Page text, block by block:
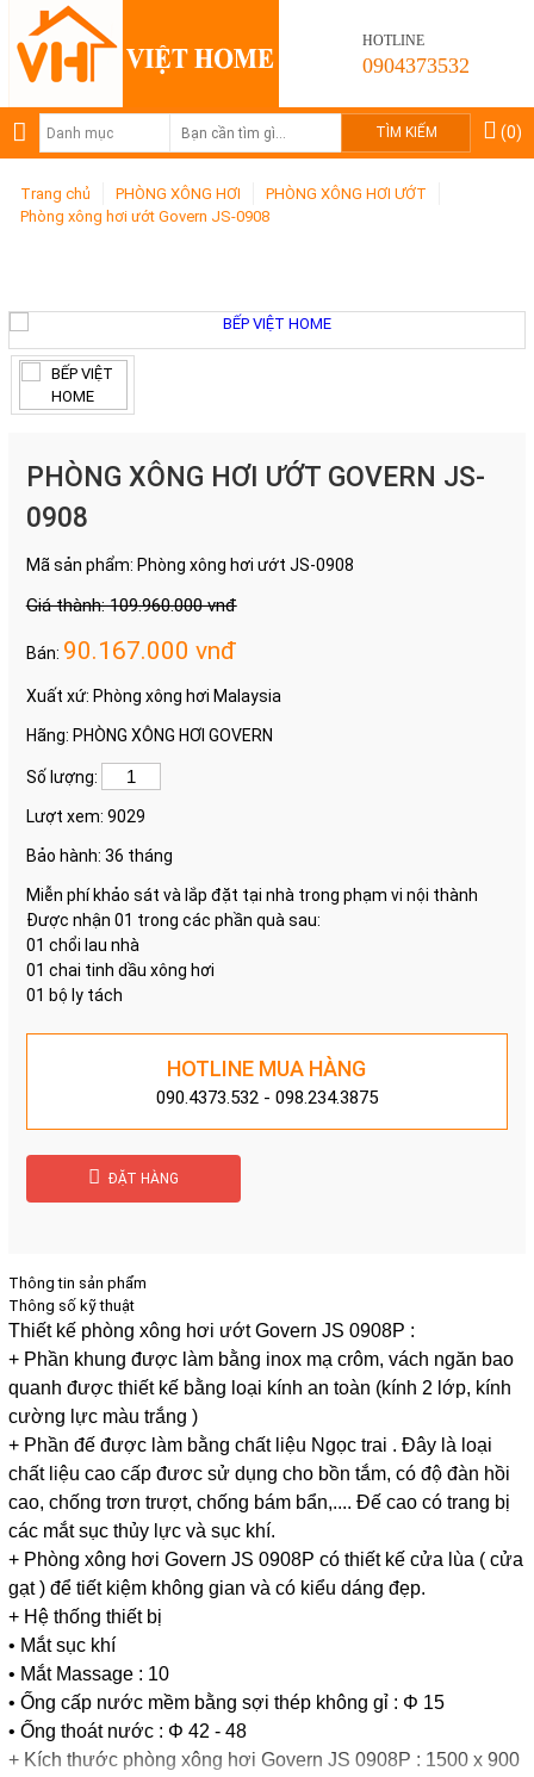
HOTLINE
0904373532
(0)
Trang chủ PHÒNG XÔNG HƠI
PHÒNG XÔNG HƠI ƯỚT
Phòng xông hơi ướt Govern JS-0908
PHÒNG XÔNG HƠI ƯỚT GOVERN JS-
0908
Mã sản phẩm: Phòng xông hơi ướt JS-0908
Giá thành: 109.960.000 vnđ
Bán: 90.167.000 vnđ
Xuất xứ: Phòng xông hơi Malaysia
Hãng: PHÒNG XÔNG HƠI GOVERN
Số lượng:
Lượt xem: 9029
Bảo hành: 36 tháng
Miễn phí khảo sát và lắp đặt tại nhà trong phạm vi nội thành
Được nhận 01 trong các phần quà sau:
01 chổi lau nhà
01 chai tinh dầu xông hơi
01 bộ ly tách
HOTLINE MUA HÀNG
090.4373.532 - 098.234.3875
ĐẶT HÀNG
Thông tin sản phẩm
Thông số kỹ thuật
Thiết kế phòng xông hơi ướt Govern JS 0908P :
+ Phần khung được làm bằng inox mạ crôm, vách ngăn bao
quanh được thiết kế bằng loại kính an toàn (kính 2 lớp, kính
cường lực màu trắng )
+ Phần đế được làm bằng chất liệu Ngọc trai . Đây là loại
chất liệu cao cấp đươc sử dụng cho bồn tắm, có độ đàn hồi
cao, chống trơn trượt, chống bám bẩn,.... Đế cao có trang bị
các mắt sục thủy lực và sục khí.
+ Phòng xông hơi Govern JS 0908P có thiết kế cửa lùa ( cửa
gạt ) để tiết kiệm không gian và có kiểu dáng đẹp.
+ Hệ thống thiết bị
• Mắt sục khí
• Mắt Massage : 10
• Ống cấp nước mềm bằng sợi thép không gỉ : Φ 15
• Ống thoát nước : Φ 42 - 48
+ Kích thước phòng xông hơi Govern JS 0908P : 1500 x 900